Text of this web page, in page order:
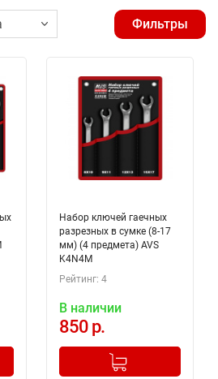
Фильтры
+
Набор ключей гаечных
разрезных в сумке (8-17
мм) (4 предмета) AVS
K4N4M
Рейтинг: 4
В наличии
850 р.
+
Добавлено в корзину